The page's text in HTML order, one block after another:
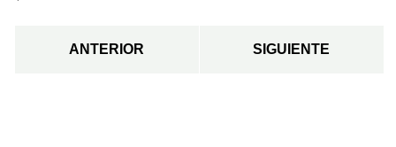
ANTERIOR SIGUIENTE